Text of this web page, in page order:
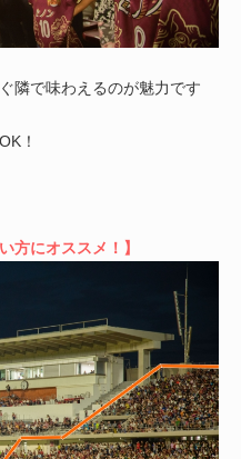
隣で味わえるのが魅力です
！
方にオススメ！】